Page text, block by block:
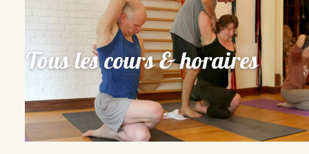
Glossaire
Contact
Tous les cours & horaires